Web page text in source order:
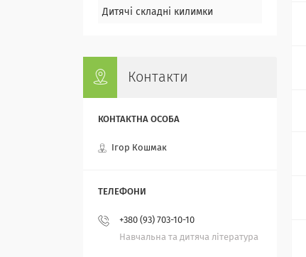
Дитячі складні килимки
Контакти
Ігор Кошмак
+380 (93) 703-10-10
Навчальна та дитяча література